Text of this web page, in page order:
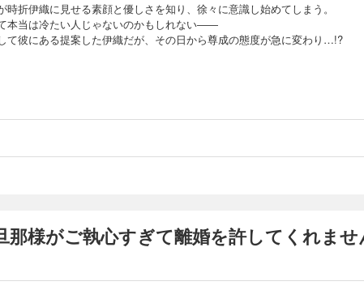
時折伊織に見せる素顔と優しさを知り、徐々に意識し始めてしまう。
本当は冷たい人じゃないのかもしれない――
て彼にある提案した伊織だが、その日から尊成の態度が急に変わり…!?
那様がご執心すぎて離婚を許してくれま